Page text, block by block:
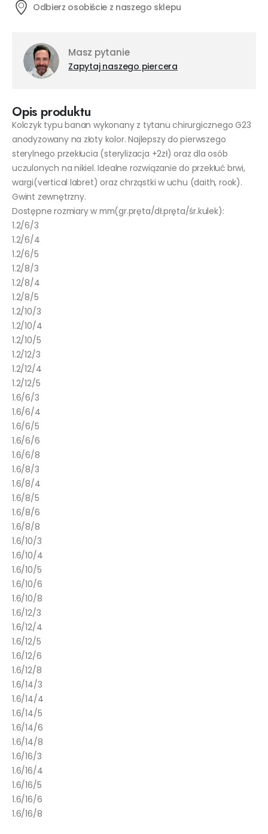
Odbierz osobiście z naszego sklepu
Masz pytanie
Zapytaj naszego piercera
Opis produktu
Kolczyk typu banan wykonany z tytanu chirurgicznego G23
anodyzowany na złoty kolor. Najlepszy do pierwszego
sterylnego przekłucia (sterylizacja +2zł) oraz dla osób
uczulonych na nikiel. Idealne rozwiązanie do przekłuć brwi,
wargi(vertical labret) oraz chrząstki w uchu (daith, rook).
Gwint zewnętrzny.
Dostępne rozmiary w mm(gr.pręta/dł.pręta/śr.kulek):
1.2/6/3
1.2/6/4
1.2/6/5
1.2/8/3
1.2/8/4
1.2/8/5
1.2/10/3
1.2/10/4
1.2/10/5
1.2/12/3
1.2/12/4
1.2/12/5
1.6/6/3
1.6/6/4
1.6/6/5
1.6/6/6
1.6/6/8
1.6/8/3
1.6/8/4
1.6/8/5
1.6/8/6
1.6/8/8
1.6/10/3
1.6/10/4
1.6/10/5
1.6/10/6
1.6/10/8
1.6/12/3
1.6/12/4
1.6/12/5
1.6/12/6
1.6/12/8
1.6/14/3
1.6/14/4
1.6/14/5
1.6/14/6
1.6/14/8
1.6/16/3
1.6/16/4
1.6/16/5
1.6/16/6
1.6/16/8